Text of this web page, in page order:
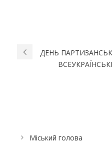
ДЕНЬ
Міський голова